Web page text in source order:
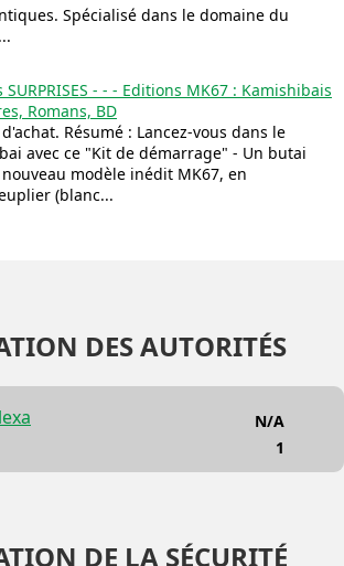
Spécialisé dans le domaine du
- - - Editions MK67 : Kamishibais
Romans, BD
Résumé : Lancez-vous dans le
avec ce "Kit de démarrage" - Un butai
modèle inédit MK67, en
(blanc...
DES AUTORITÉS
N/A
1
DE LA SÉCURITÉ